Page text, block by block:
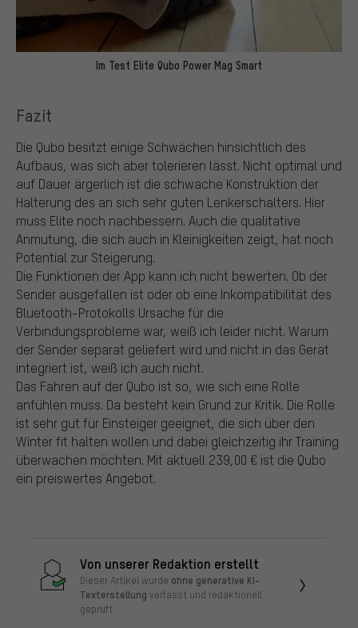
Im Test Elite Qubo Power Mag Smart
Fazit
Die Qubo besitzt einige Schwächen hinsichtlich des
Aufbaus, was sich aber tolerieren lässt. Nicht optimal und
auf Dauer ärgerlich ist die schwache Konstruktion der
Halterung des an sich sehr guten Lenkerschalters. Hier
muss Elite noch nachbessern. Auch die qualitative
Anmutung, die sich auch in Kleinigkeiten zeigt, hat noch
Potential zur Steigerung.
Die Funktionen der App kann ich nicht bewerten. Ob der
Sender ausgefallen ist oder ob eine Inkompatibilität des
Bluetooth-Protokolls Ursache für die
Verbindungsprobleme war, weiß ich leider nicht. Warum
der Sender separat geliefert wird und nicht in das Gerät
integriert ist, weiß ich auch nicht.
Das Fahren auf der Qubo ist so, wie sich eine Rolle
anfühlen muss. Da besteht kein Grund zur Kritik. Die Rolle
ist sehr gut für Einsteiger geeignet, die sich über den
Winter fit halten wollen und dabei gleichzeitig ihr Training
überwachen möchten. Mit aktuell 239,00 € ist die Qubo
ein preiswertes Angebot.
Von unserer Redaktion erstellt
Dieser Artikel wurde ohne generative KI-
Texterstellung verfasst und redaktionell
geprüft.